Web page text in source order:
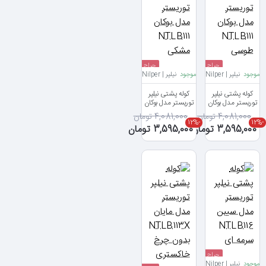
حراج
موجود نیلپر | Nilper
کوله پشتی نیلپر
توریستر مدل بوکان
NTLB111 طوسی
-12% 3,595,000 تومان
4,081,000 تومان
حراج
موجود نیلپر | Nilper
کوله پشتی نیلپر
توریستر مدل بوکان
NTLB111 مشکی
-12% 3,595,000 تومان
4,081,000 تومان
حراج